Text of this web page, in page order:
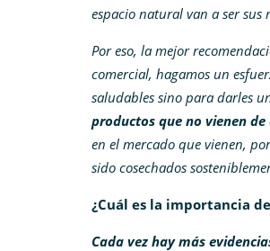
espacio natural van a ser sus
Por eso, la mejor
comercial, hagamos un
saludables sino para darles
productos que no vienen de
en el mercado que vienen,
sido cosechados
¿Cuál es la importancia
Cada vez hay más